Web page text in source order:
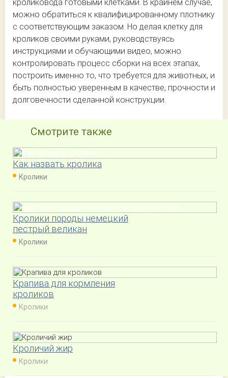
кроликовода готовыми клетками. В крайнем случае,
можно обратиться к квалифицированному плотнику
с соответствующим заказом. Но делая клетку для
кроликов своими руками, руководствуясь
инструкциями и обучающими видео, можно
контролировать процесс сборки на всех этапах,
построить именно то, что требуется для животных, и
быть полностью уверенным в качестве, прочности и
долговечности сделанной конструкции.
Смотрите также
Как назвать кролика
Кролики
Кролики породы немецкий
пестрый великан
Кролики
Крапива для кормления
кроликов
Кролики
Кроличий жир
Кролики